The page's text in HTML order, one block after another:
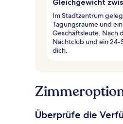
Gleichgewicht
Im Stadtzentrum
Tagungsräume und
Geschäftsleute. Nach
Nachtclub und ein
dich.
Überprüfe die